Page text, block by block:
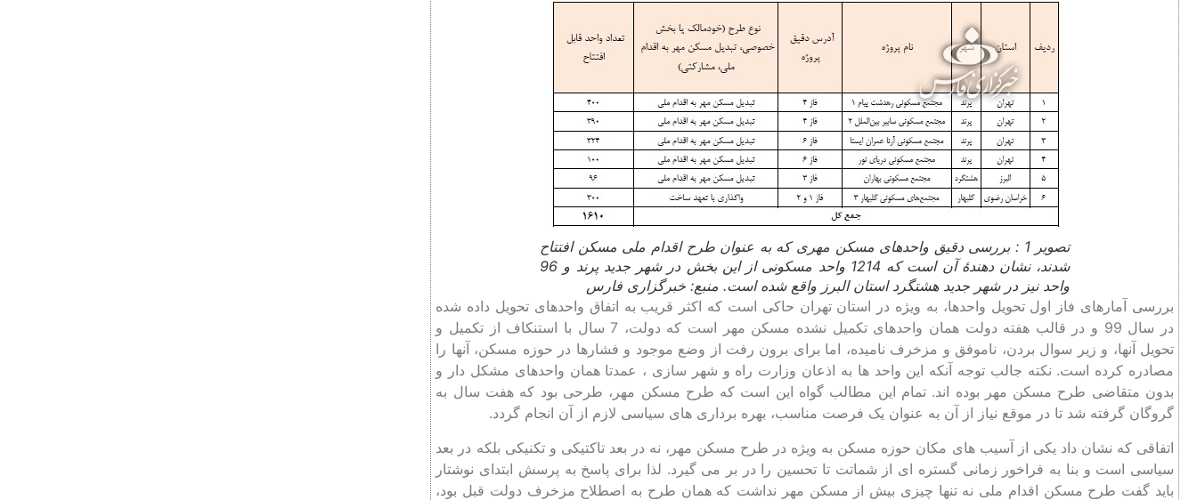
تصویر 1 : بررسی دقیق واحدهای مسکن مهری که به عنوان طرح اقدام ملی مسکن افتتاح
شدند، نشان دهندۀ آن است که 1214 واحد مسکونی از این بخش در شهر جدید پرند و 96
واحد نیز در شهر جدید هشتگرد استان البرز واقع شده است. منبع: خبرگزاری فارس
بررسی آمارهای فاز اول تحویل واحدها، به ویژه در استان تهران حاکی است که اکثر قریب به اتفاق واحدهای تحویل داده شده
در سال 99 و در قالب هفته دولت همان واحدهای تکمیل نشده مسکن مهر است که دولت، 7 سال با استنکاف از تکمیل و
تحویل آنها، و زیر سوال بردن، ناموفق و مزخرف نامیده، اما برای برون رفت از وضع موجود و فشارها در حوزه مسکن، آنها را
مصادره کرده است. نکته جالب توجه آنکه این واحد ها به اذعان وزارت راه و شهر سازی ، عمدتا همان واحدهای مشکل دار و
بدون متقاضی طرح مسکن مهر بوده اند. تمام این مطالب گواه این است که طرح مسکن مهر، طرحی بود که هفت سال به
گروگان گرفته شد تا در موقع نیاز از آن به عنوان یک فرصت مناسب، بهره برداری های سیاسی لازم از آن انجام گردد.
اتفاقی که نشان داد یکی از آسیب های مکان حوزه مسکن به ویژه در طرح مسکن مهر، نه در بعد تاکتیکی و تکنیکی بلکه در بعد
سیاسی است و بنا به فراخور زمانی گستره ای از شماتت تا تحسین را در بر می گیرد. لذا برای پاسخ به پرسش ابتدای نوشتار
باید گفت طرح مسکن اقدام ملی نه تنها چیزی بیش از مسکن مهر نداشت که همان طرح به اصطلاح مزخرف دولت قبل بود،